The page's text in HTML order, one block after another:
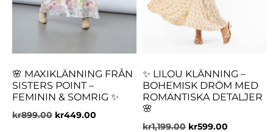
🌸 MAXIKLÄNNING FRÅN
SISTERS POINT –
FEMININ & SOMRIG ✨
kr899.00 kr449.00
✨ LILOU KLÄNNING –
BOHEMISK DRÖM MED
ROMANTISKA DETALJER
🌸
kr1,199.00 kr599.00